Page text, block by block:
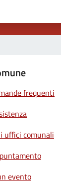
5 stelle su 5
su 5
su 5
5
frequenti
uffici comunali
evento